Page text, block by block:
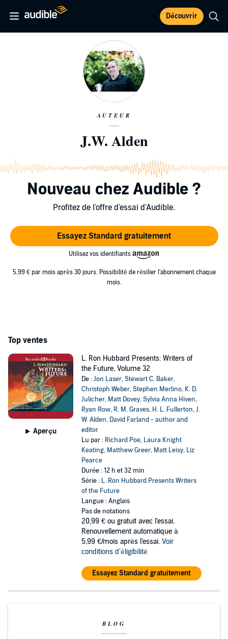
Découvrir
AUTEUR
J.W. Alden
Nouveau chez Audible ?
Profitez de l'offre d'essai d'Audible.
Essayez Standard gratuitement
Utilisez vos identifiants
5,99 € par mois après 30 jours. Possibilité de résilier l'abonnement chaque
mois.
Top ventes
Aperçu
L. Ron Hubbard Presents: Writers of
the Future, Volume 32
De :Jon Laser,Stewart C. Baker,
Christoph Weber,Stephen Merlino, K. D.
Julicher, Matt Dovey,Sylvia Anna Hiven,
Ryan Row, R. M. Graves, H. L. Fullerton,J.
W. Alden, David Farland - author and
editor
Lu par : Richard Poe, Laura Knight
Keating, Matthew Greer, Matt Leisy, Liz
Pearce
Durée : 12 h et 32 min
Série : L. Ron Hubbard Presents Writers
of the Future
Langue : Anglais
Pas de notations
20,99 € ou gratuit avec l'essai.
Renouvellement automatique à
5,99 €/mois après l'essai. Voir
conditions d'éligibilité
Essayez Standard gratuitement
BLOG